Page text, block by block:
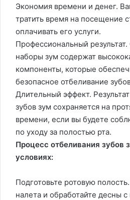
Экономия времени и денег.
тратить время на посещение
оплачивать его услуги.
Профессиональный
наборы зум содержат
компоненты, которые
безопасное отбеливание
Длительный эффект.
зубов зум сохраняется на
времени, если вы будете
по уходу за полостью рта.
Процесс отбеливания зубов
условиях:
Подготовьте ротовую
налета и обработайте десны